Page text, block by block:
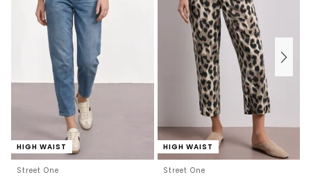
HIGH WAIST
Street One
HIGH WAIST
Street One